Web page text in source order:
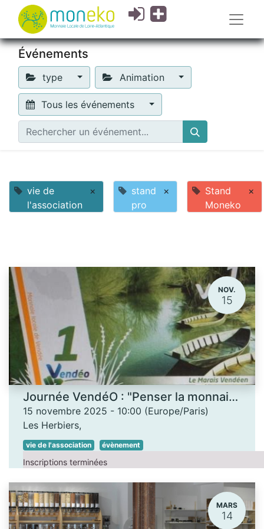
Événements
type Animation
Tous les événements
vie de
l'association
×
stand
pro
×
Stand
Moneko
×
NOV.
15
Journée VendéO : "Penser la monnaie... autrement"
15 novembre 2025 - 10:00 (Europe/Paris)
Les Herbiers,
vie de l'association évènement
Inscriptions terminées
MARS
14